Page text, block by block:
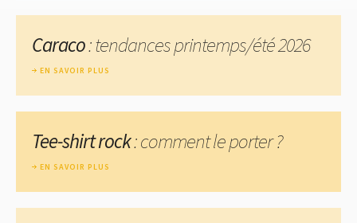
Caraco: tendances printemps/été 2026
EN SAVOIR PLUS
Tee-shirt rock: comment le porter ?
EN SAVOIR PLUS